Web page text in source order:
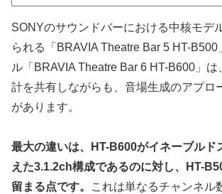
SONYのサウンドバーにおける中核モデ
られる「BRAVIA Theatre Bar 5 HT-
ル「BRAVIA Theatre Bar 6 HT-B600」は
計を共有しながらも、音場生成のアプロ
があります。
最大の違いは、HT-B600がイネーブルド
えた3.1.2ch構成であるのに対し、HT-
留まる点です。
これは単なるチャンネル